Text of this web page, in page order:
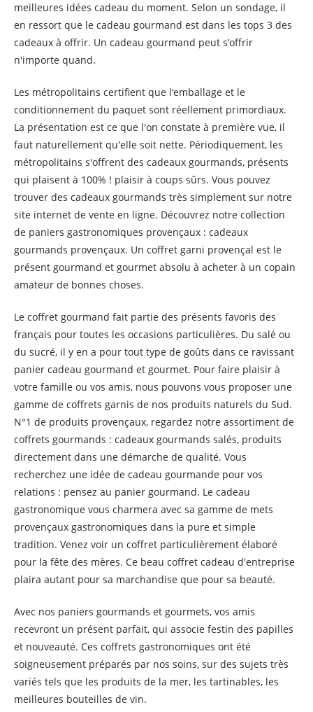
meilleures idées cadeau du moment. Selon un sondage, il
en ressort que le cadeau gourmand est dans les tops 3 des
cadeaux à offrir. Un cadeau gourmand peut s’offrir
n'importe quand.
Les métropolitains certifient que l’emballage et le
conditionnement du paquet sont réellement primordiaux.
La présentation est ce que l'on constate à première vue, il
faut naturellement qu'elle soit nette. Périodiquement, les
métropolitains s'offrent des cadeaux gourmands, présents
qui plaisent à 100% ! plaisir à coups sûrs. Vous pouvez
trouver des cadeaux gourmands très simplement sur notre
site internet de vente en ligne. Découvrez notre collection
de paniers gastronomiques provençaux : cadeaux
gourmands provençaux. Un coffret garni provençal est le
présent gourmand et gourmet absolu à acheter à un copain
amateur de bonnes choses.
Le coffret gourmand fait partie des présents favoris des
français pour toutes les occasions particulières. Du salé ou
du sucré, il y en a pour tout type de goûts dans ce ravissant
panier cadeau gourmand et gourmet. Pour faire plaisir à
votre famille ou vos amis, nous pouvons vous proposer une
gamme de coffrets garnis de nos produits naturels du Sud.
N°1 de produits provençaux, regardez notre assortiment de
coffrets gourmands : cadeaux gourmands salés, produits
directement dans une démarche de qualité. Vous
recherchez une idée de cadeau gourmande pour vos
relations : pensez au panier gourmand. Le cadeau
gastronomique vous charmera avec sa gamme de mets
provençaux gastronomiques dans la pure et simple
tradition. Venez voir un coffret particulièrement élaboré
pour la fête des mères. Ce beau coffret cadeau d'entreprise
plaira autant pour sa marchandise que pour sa beauté.
Avec nos paniers gourmands et gourmets, vos amis
recevront un présent parfait, qui associe festin des papilles
et nouveauté. Ces coffrets gastronomiques ont été
soigneusement préparés par nos soins, sur des sujets très
variés tels que les produits de la mer, les tartinables, les
meilleures bouteilles de vin.